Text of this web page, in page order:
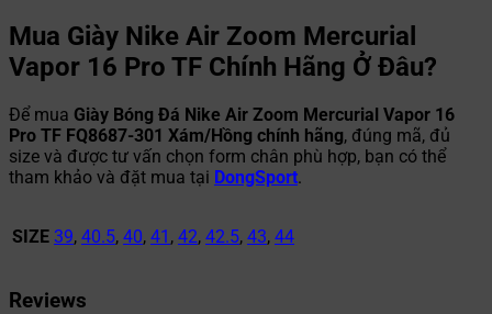
Mua Giày Nike Air Zoom Mercurial
Vapor 16 Pro TF Chính Hãng Ở Đâu?
Để mua Giày Bóng Đá Nike Air Zoom Mercurial Vapor 16
Pro TF FQ8687-301 Xám/Hồng chính hãng, đúng mã, đủ
size và được tư vấn chọn form chân phù hợp, bạn có thể
tham khảo và đặt mua tại DongSport.
SIZE 39, 40.5, 40, 41 , 42, 42.5, 43, 44
Reviews